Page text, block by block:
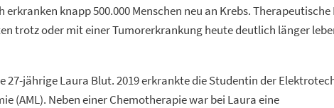
knapp 500.000 Menschen neu an Krebs.
trotz oder mit einer Tumorerkrankung heute deutlich länger
27-jährige Laura Blut. 2019 erkrankte die Studentin der
(AML). Neben einer Chemotherapie war bei Laura eine